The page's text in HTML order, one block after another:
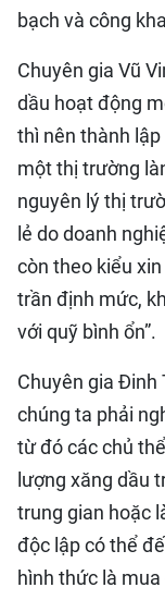
bạch và công
Chuyên gia Vũ
dầu hoạt động
thì nên thành
một thị trường
nguyên lý thị
lẻ do doanh
còn theo kiểu
trần định mức,
với quỹ bình ổn”.
Chuyên gia Đinh
chúng ta phải
từ đó các chủ
lượng xăng dầu
trung gian hoặc
độc lập có thể
hình thức là